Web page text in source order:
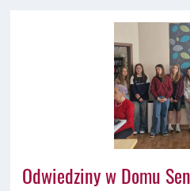
im.
Odwiedziny w Domu